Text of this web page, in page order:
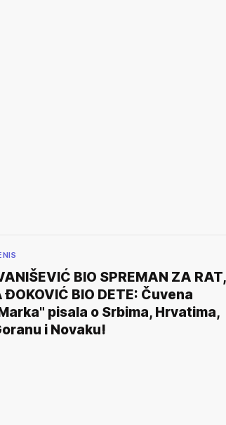
BIO SPREMAN ZA RAT,
ĐOKOVIĆ BIO DETE: Čuvena
pisala o Srbima, Hrvatima,
i Novaku!